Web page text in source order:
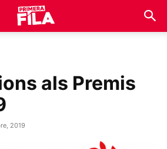
als Premis
2019